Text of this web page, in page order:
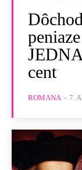
cent
ROMANA - 7.